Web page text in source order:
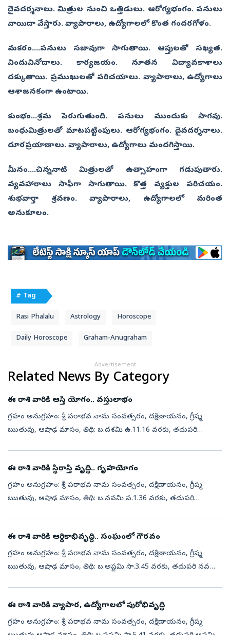
దైవదర్శనాలు. మిత్రుల నుంచి ఒత్తిడులు. ఆరోగ్యభంగం. పనులు
వాయిదా వేస్తారు. వ్యాపారాలు, ఉద్యోగాలలో కొంత గందరగోళం.
మకరం....పనులు సజావుగా సాగుతాయి. ఆప్తులతో సఖ్యత.
విందువినోదాలు. కార్యజయం. నూతన విద్యావకాశాలు
దక్కుతాయి. ప్రముఖులతో పరిచయాలు. వ్యాపారాలు, ఉద్యోగాలు
ఆశాజనకంగా ఉంటాయి.
కుంభం...శ్రమ పెరుగుతుంది. పనులు ముందుకు సాగవు.
బంధుమిత్రులతో మాటపట్టింపులు. ఆరోగ్యభంగం. దైవదర్శనాలు.
దూరప్రయాణాలు. వ్యాపారాలు, ఉద్యోగాలు మందగిస్తాయి.
మీనం....చిన్ననాటి మిత్రులతో ఉత్సాహంగా గడుపుతారు.
వ్యవహారాలు సాఫీగా సాగుతాయి. కొత్త వ్యక్తుల పరిచయం.
శుభవార్తా శ్రవణం. వ్యాపారాలు, ఉద్యోగాలలో మరింత
అనుకూలం.
# Tag
Rasi Phalalu Astrology Horoscope
Daily Horoscope Graham-Anugraham
Advertisement
Related News By Category
ఈ రాశి వారికి ఆస్తి యోగం.. వస్తులాభం
గ్రహం అనుగ్రహం: శ్రీ పరాభవ నామ సంవత్సరం, దక్షిణాయనం, గ్రీష్మ
ఋతువు, ఆషాఢ మాసం, తిథి: బ.దశమి ఉ.11.16 వరకు, తదుపరి
ఈ రాశి వారికి స్థిరాస్తి వృద్ధి.. గృహయోగం
గ్రహం అనుగ్రహం: శ్రీ పరాభవ నామ సంవత్సరం, దక్షిణాయనం, గ్రీష్మ
ఋతువు, ఆషాఢ మాసం, తిథి: బ.నవమి ప.1.36 వరకు, తదుపరి
ఈ రాశి వారికి ఆర్థికాభివృద్ధి.. సంఘంలో గౌరవం
గ్రహం అనుగ్రహం: శ్రీ పరాభవ నామ సంవత్సరం, దక్షిణాయనం, గ్రీష్మ
ఋతువు, ఆషాఢ మాసం, తిథి: బ.అష్టమి సా.3.45 వరకు, తదుపరి నవమి,
ఈ రాశి వారికి వ్యాపార, ఉద్యోగాలలో పురోభివృద్ధి
గ్రహం అనుగ్రహం: శ్రీ పరాభవ నామ సంవత్సరం, దక్షిణాయనం, గ్రీష్మ